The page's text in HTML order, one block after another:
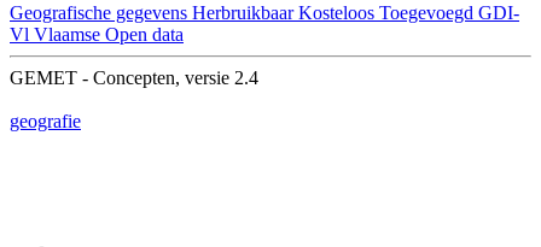
Geografische gegevens Herbruikbaar Kosteloos Toegevoegd GDI-
Vl Vlaamse Open data
GEMET - Concepten, versie 2.4
geografie